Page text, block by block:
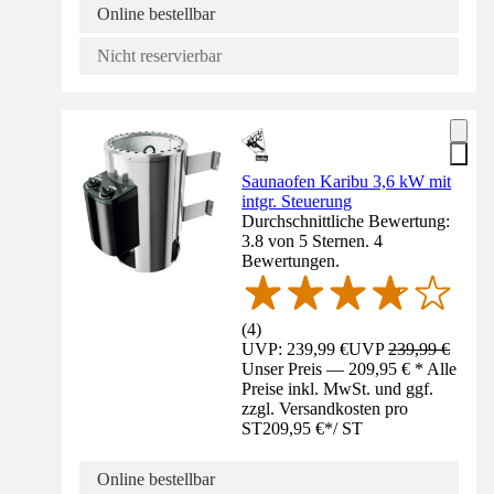
Online bestellbar
Nicht reservierbar
Saunaofen Karibu 3,6 kW mit
intgr. Steuerung
Durchschnittliche Bewertung:
3.8 von 5 Sternen. 4
Bewertungen.
(4)
UVP: 239,99 €UVP239,99 €
Unser Preis — 209,95 € * Alle
Preise inkl. MwSt. und ggf.
zzgl. Versandkosten pro
ST209,95 €*/ ST
Online bestellbar